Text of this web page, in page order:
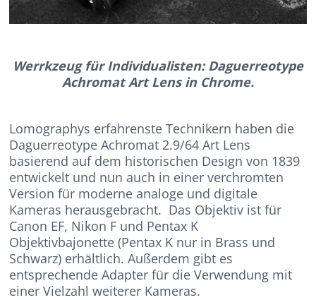
Werrkzeug für Individualisten: Daguerreotype
Achromat Art Lens in Chrome.
Lomographys erfahrenste Technikern haben die
Daguerreotype Achromat 2.9/64 Art Lens
basierend auf dem historischen Design von 1839
entwickelt und nun auch in einer verchromten
Version für moderne analoge und digitale
Kameras herausgebracht. Das Objektiv ist für
Canon EF, Nikon F und Pentax K
Objektivbajonette (Pentax K nur in Brass und
Schwarz) erhältlich. Außerdem gibt es
entsprechende Adapter für die Verwendung mit
einer Vielzahl weiterer Kameras.